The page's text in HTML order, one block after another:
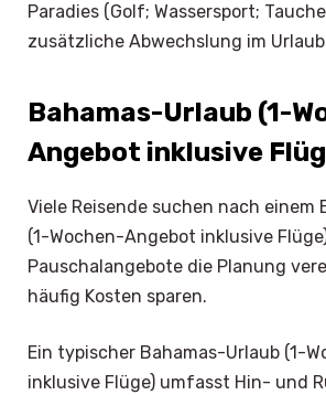
Paradies (Golf; Wassersport;
zusätzliche Abwechslung im
Bahamas-Urlaub (1-
Angebot inklusive
Viele Reisende suchen nach einem
(1-Wochen-Angebot inklusive
Pauschalangebote die Planung
häufig Kosten sparen.
Ein typischer Bahamas-Urlaub (1-
inklusive Flüge) umfasst Hin- und